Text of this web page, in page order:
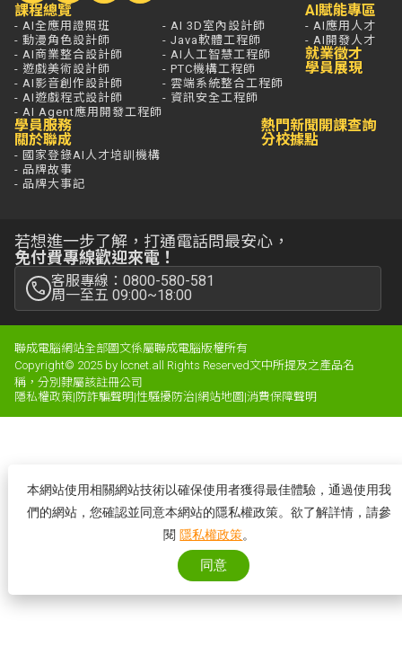
課程總覽
- AI全應用證照班
- 動漫角色設計師
- AI商業整合設計師
- 遊戲美術設計師
- AI影音創作設計師
- AI遊戲程式設計師
- AI Agent應用開發工程師
- AI 3D室內設計師
- Java軟體工程師
- AI人工智慧工程師
- PTC機構工程師
- 雲端系統整合工程師
- 資訊安全工程師
AI賦能專區
- AI應用人才
- AI開發人才
就業徵才
學員展現
學員服務
關於聯成
- 國家登錄AI人才培訓機構
- 品牌故事
- 品牌大事記
熱門新聞
分校據點
開課查詢
若想進一步了解，打通電話問最安心，
免付費專線歡迎來電！
客服專線：0800-580-581
周一至五 09:00~18:00
聯成電腦網站全部圖文係屬聯成電腦版權所有
Copyright© 2025 by lccnet.all Rights Reserved文中所提及之產品名
稱，分別隸屬該註冊公司
隱私權政策|防詐騙聲明|性騷擾防治|網站地圖 |消費保障聲明
本網站使用相關網站技術以確保使用者獲得最佳體驗，通過使用我
們的網站，您確認並同意本網站的隱私權政策。欲了解詳情，請參
閱隱私權政策。
同意